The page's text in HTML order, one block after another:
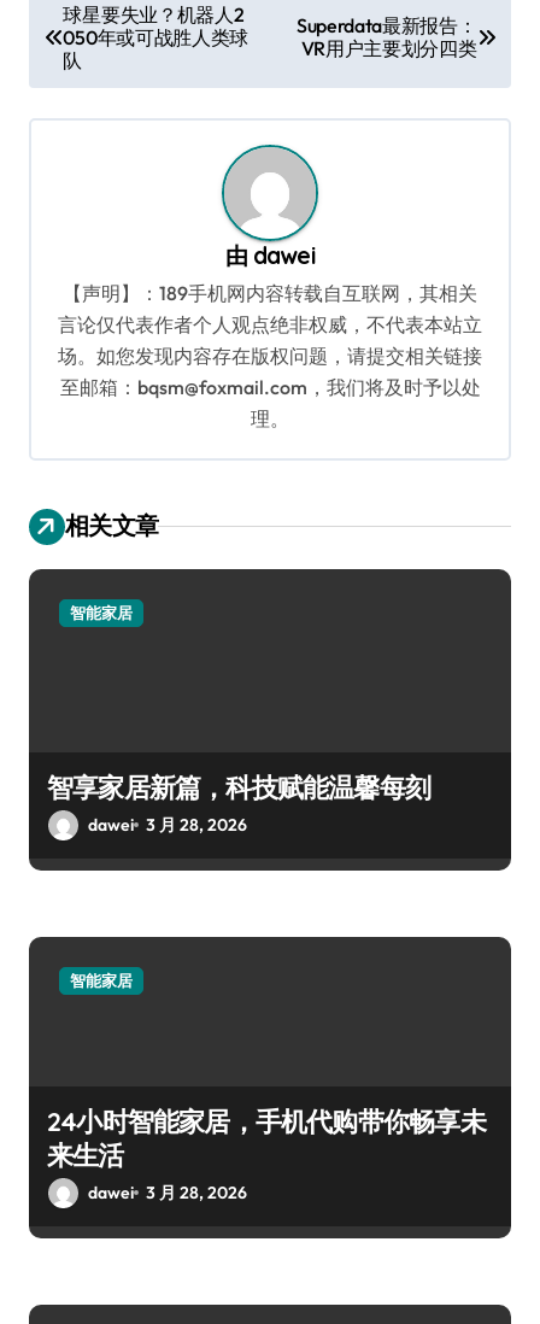
章
导
航
球星要失业？机器人2
050年或可战胜人类球
队
Superdata最新报告：
VR用户主要划分四类
由 dawei
【声明】：189手机网内容转载自互联网，其相关
言论仅代表作者个人观点绝非权威，不代表本站立
场。如您发现内容存在版权问题，请提交相关链接
至邮箱：bqsm@foxmail.com，我们将及时予以处
理。
相关文章
智能家居
智享家居新篇，科技赋能温馨每刻
dawei 3 月 28, 2026
智能家居
24小时智能家居，手机代购带你畅享未
来生活
dawei 3 月 28, 2026